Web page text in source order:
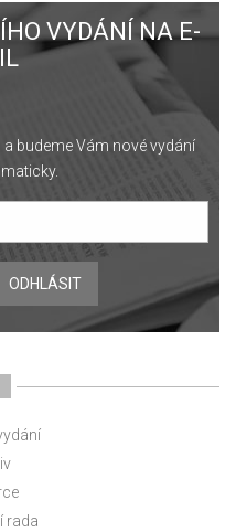
VYDÁNÍ NA E-
budeme Vám nové vydání
ODHLÁSIT
rada